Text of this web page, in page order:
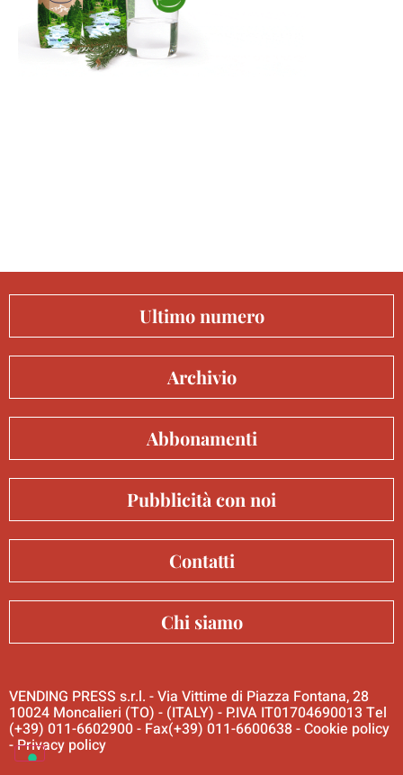
Ultimo numero
Archivio
Abbonamenti
Pubblicità con noi
Contatti
Chi siamo
VENDING PRESS s.r.l. - Via Vittime di Piazza Fontana, 28
10024 Moncalieri (TO) - (ITALY) - P.IVA IT01704690013 Tel
(+39) 011-6602900 - Fax(+39) 011-6600638 -Cookie policy
-Privacy policy